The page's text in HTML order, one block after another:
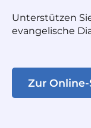
Unterstützen
evangelische
Zur